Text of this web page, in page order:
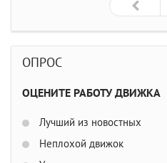
ОПРОС
ОЦЕНИТЕ РАБОТУ ДВИЖКА
Лучший из новостных
Неплохой движок